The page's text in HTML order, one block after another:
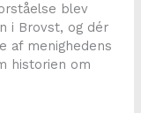
blev
i Brovst, og dér
af menighedens
historien om